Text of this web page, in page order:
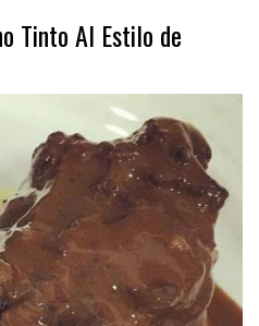
Tinto Al Estilo de